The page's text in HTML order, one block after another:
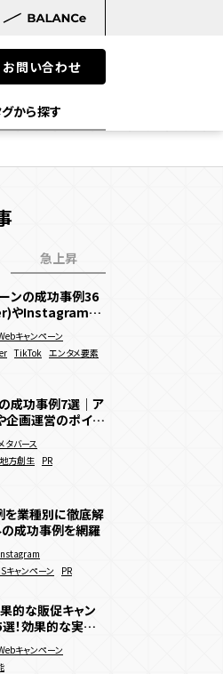
お問い合わせ
から探す
急上昇
ンの成功事例36
やInstagramで
企画を紹介
キャンペーン
TikTok エンタメ要素
成功事例7選｜ア
企画運営のポイン
タバース
地方創生 PR
を業種別に徹底解
の成功事例を網羅
キャンペーン PR
的な販促キャン
！効果的な実施
キャンペーン
ンの成功事例36
やInstagramで
企画を紹介
キャンペーン
TikTok エンタメ要素
成功事例7選｜ア
企画運営のポイン
タバース
地方創生 PR
を業種別に徹底解
の成功事例を網羅
キャンペーン PR
事例20選を紹介！
方法も解説！
キャンペーン
デジタルスタンプラリー
ン事例まとめ！話
立てるコツは？
キャンペーン
エンタメ要素
ルイベント
プラリーとは？作
、費用まで徹底解
デジタルスタンプラリー
面白い事例を紹
キャンペーン
エンタメ要素
タルスタンプラリ
細やメリットも解
ーミフィケーション